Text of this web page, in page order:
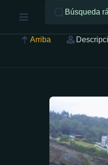
Búsqueda
Arriba